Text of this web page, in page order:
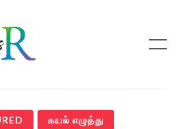
கயல் எழுத்து